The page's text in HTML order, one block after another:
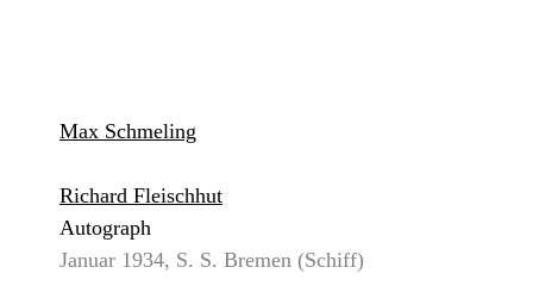
Max Schmeling
Richard Fleischhut
Autograph
Januar 1934, S. S. Bremen (Schiff)